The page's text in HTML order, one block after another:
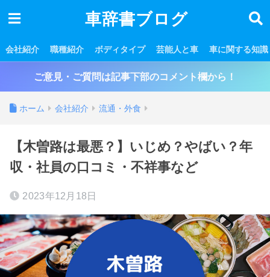
車辞書ブログ
会社紹介 職種紹介 ボディタイプ 芸能人と車 車に関する知識
ご意見・ご質問は記事下部のコメント欄から！
ホーム 会社紹介 流通・外食
【木曽路は最悪？】いじめ？やばい？年
収・社員の口コミ・不祥事など
2023年12月18日